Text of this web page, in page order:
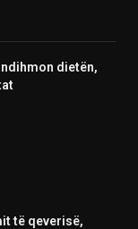
dietën,
të qeverisë,